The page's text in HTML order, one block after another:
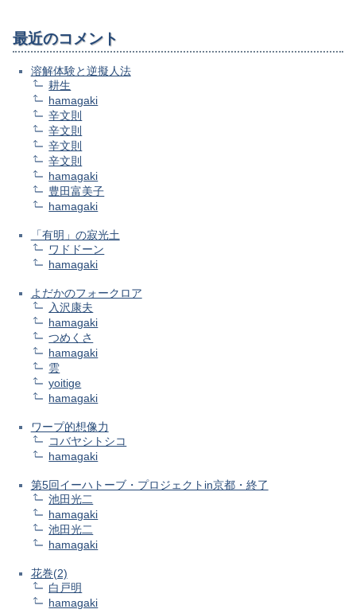
最近のコメント
溶解体験と逆擬人法
耕生
hamagaki
辛文則
辛文則
辛文則
辛文則
hamagaki
豊田富美子
hamagaki
「有明」の寂光土
ワドドーン
hamagaki
よだかのフォークロア
入沢康夫
hamagaki
つめくさ
hamagaki
雲
yoitige
hamagaki
ワープ的想像力
コバヤシトシコ
hamagaki
第5回イーハトーブ・プロジェクトin京都・終了
池田光二
hamagaki
池田光二
hamagaki
花巻(2)
白戸明
hamagaki